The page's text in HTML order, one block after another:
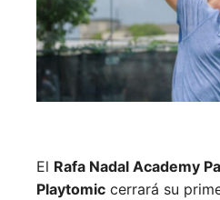
El Rafa Nadal Academy
Playtomic cerrará su